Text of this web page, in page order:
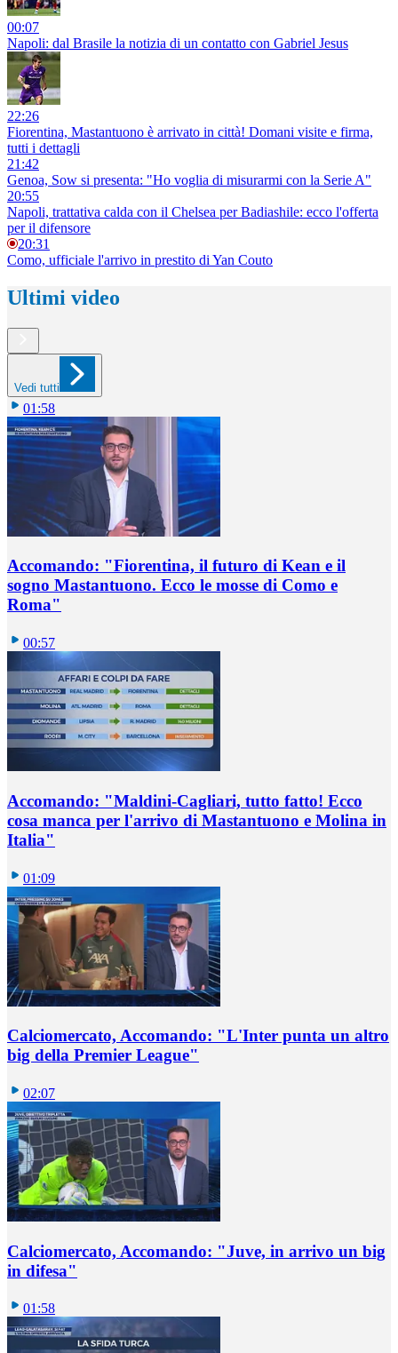
00:07
Napoli: dal Brasile la notizia di un contatto con Gabriel Jesus
22:26
Fiorentina, Mastantuono è arrivato in città! Domani visite e firma,
tutti i dettagli
21:42
Genoa, Sow si presenta: "Ho voglia di misurarmi con la Serie A"
20:55
Napoli, trattativa calda con il Chelsea per Badiashile: ecco l'offerta
per il difensore
20:31
Como, ufficiale l'arrivo in prestito di Yan Couto
Ultimi video
Vedi tutti
01:58
Accomando: "Fiorentina, il futuro di Kean e il
sogno Mastantuono. Ecco le mosse di Como e
Roma"
00:57
Accomando: "Maldini-Cagliari, tutto fatto! Ecco
cosa manca per l'arrivo di Mastantuono e Molina in
Italia"
01:09
Calciomercato, Accomando: "L'Inter punta un altro
big della Premier League"
02:07
Calciomercato, Accomando: "Juve, in arrivo un big
in difesa"
01:58